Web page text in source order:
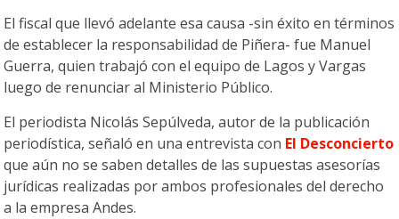
El fiscal que llevó adelante esa causa -sin éxito en términos
de establecer la responsabilidad de Piñera- fue Manuel
Guerra, quien trabajó con el equipo de Lagos y Vargas
luego de renunciar al Ministerio Público.
El periodista Nicolás Sepúlveda, autor de la publicación
periodística, señaló en una entrevista con El Desconcierto
que aún no se saben detalles de las supuestas asesorías
jurídicas realizadas por ambos profesionales del derecho
a la empresa Andes.